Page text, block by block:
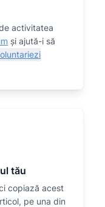
activitatea
și ajută-i să
tău
copiază acest
pe una din